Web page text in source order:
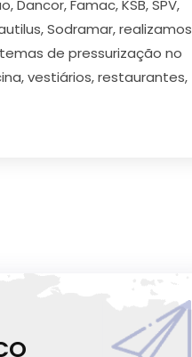
Famac, KSB, SPV,
Sodramar, realizamos
de pressurização no
vestiários, restaurantes,